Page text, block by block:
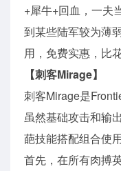
+犀牛+回血，一夫
到某些陆军较为薄
用，免费实惠，比
【刺客Mirage】
刺客Mirage是
虽然基础攻击和输
葩技能搭配组合使
首先，在所有肉搏